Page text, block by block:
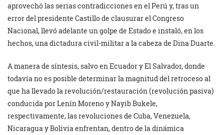
aprovechó las serias contradicciones en el Perú y, tras un
error del presidente Castillo de clausurar el Congreso
Nacional, llevó adelante un golpe de Estado e instaló, en los
hechos, una dictadura civil-militar a la cabeza de Dina Duarte.
A manera de síntesis, salvo en Ecuador y El Salvador, donde
todavía no es posible determinar la magnitud del retroceso al
que ha llevado la revolución/restauración (revolución pasiva)
conducida por Lenín Moreno y Nayib Bukele,
respectivamente, las revoluciones de Cuba, Venezuela,
Nicaragua y Bolivia enfrentan, dentro de la dinámica